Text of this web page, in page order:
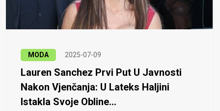
MODA 2025-07-09
Lauren Sanchez Prvi Put U Javnosti
Nakon Vjenčanja: U Lateks Haljini
Istakla Svoje Obline...